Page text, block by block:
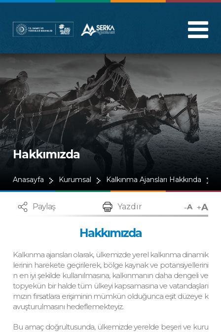
Hakkımızda
Anasayfa Kurumsal Kalkınma Ajansları Hakkında
Hakkımızda
Paylaş Yazdır -A +A
Kalkınma ajansları olarak, ülkemizde yerel kalkınma dinamik
lerinin harekete geçirilerek, bölge kaynak ve potansiyellerini
n en iyi şekilde kullanılmasına, kalkınmanın daha dengeli ve
topyekün bir halde tüm ülkeyi kapsamasına ve vatandaşları
mızın fırsatlara erişiminin mümkün olduğunca eşit düzeye k
avuşturulmasını hedeflemekteyiz.
Bu amaç doğrultusunda, ülkemizde yerelde beşeri ve kuru